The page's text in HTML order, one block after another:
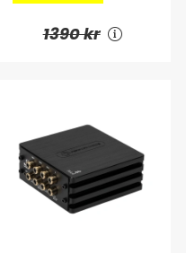
1390 kr